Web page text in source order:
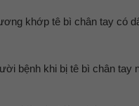
khớp tê bì chân tay có
bệnh khi bị tê bì chân tay